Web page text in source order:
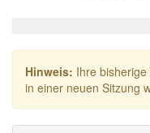
Hinweis: Ihre
in einer neuen Sitzung